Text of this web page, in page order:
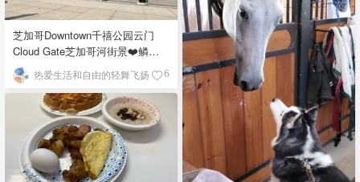
芝加哥Downtown千禧公园云门
Cloud Gate芝加哥河街景❤️鳞次
栉比的高楼
热爱生活和自由的轻舞飞扬 6